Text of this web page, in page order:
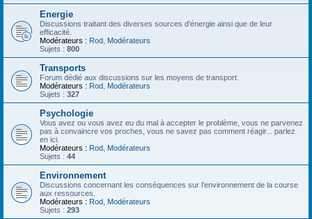
Energie
Discussions traitant des diverses sources d'énergie ainsi que de leur
efficacité.
Modérateurs : Rod Modérateurs
Sujets : 800
Transports
Forum dédié aux discussions sur les moyens de transport.
Modérateurs : Rod Modérateurs
Sujets : 327
Psychologie
Vous avez ou vous avez eu du mal à accepter le problème, vous ne parvenez
pas à convaincre vos proches, vous ne savez pas comment réagir... parlez
en ici.
Modérateurs : Rod Modérateurs
Sujets : 44
Environnement
Discussions concernant les conséquences sur l'environnement de la course
aux ressources.
Modérateurs : Rod Modérateurs
Sujets : 293